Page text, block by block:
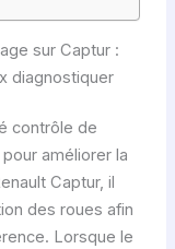
sur Captur :
diagnostiquer
contrôle de
améliorer la
Captur, il
des roues afin
Lorsque le